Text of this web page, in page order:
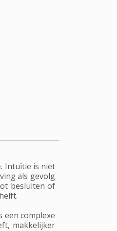
Intuïtie is niet
als gevolg
besluiten of
complexe
makkelijker